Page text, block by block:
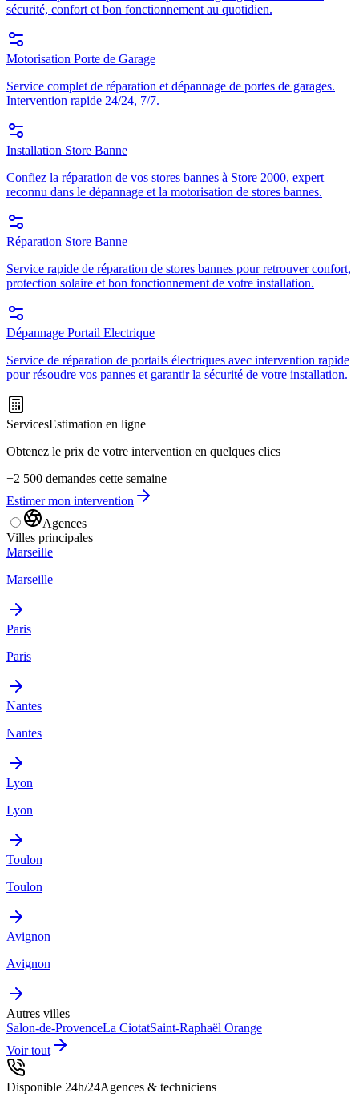
sécurité, confort et bon fonctionnement au quotidien.
Motorisation Porte de Garage
Service complet de réparation et dépannage de portes de garages.
Intervention rapide 24/24, 7/7.
Installation Store Banne
Confiez la réparation de vos stores bannes à Store 2000, expert
reconnu dans le dépannage et la motorisation de stores bannes.
Réparation Store Banne
Service rapide de réparation de stores bannes pour retrouver confort,
protection solaire et bon fonctionnement de votre installation.
Dépannage Portail Electrique
Service de réparation de portails électriques avec intervention rapide
pour résoudre vos pannes et garantir la sécurité de votre installation.
ServicesEstimation en ligne
Obtenez le prix de votre intervention en quelques clics
+2 500 demandes cette semaine
Estimer mon intervention
Agences
Villes principales
Marseille
Marseille
Paris
Paris
Nantes
Nantes
Lyon
Lyon
Toulon
Toulon
Avignon
Avignon
Autres villes
Salon-de-ProvenceLa CiotatSaint-Raphaël Orange
Voir tout
Disponible 24h/24Agences & techniciens